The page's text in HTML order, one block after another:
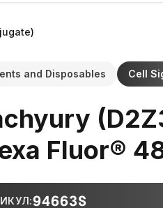
and Disposables Cell
Fluor®
:94663S